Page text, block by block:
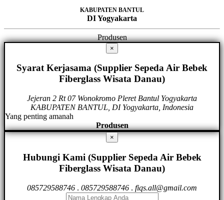
KABUPATEN BANTUL
DI Yogyakarta
Produsen
×
Syarat Kerjasama (Supplier Sepeda Air Bebek
Fiberglass Wisata Danau)
Jejeran 2 Rt 07 Wonokromo Pleret Bantul Yogyakarta
KABUPATEN BANTUL, DI Yogyakarta, Indonesia
Yang penting amanah
Produsen
×
Hubungi Kami (Supplier Sepeda Air Bebek
Fiberglass Wisata Danau)
085729588746 . 085729588746 . fiqs.all@gmail.com